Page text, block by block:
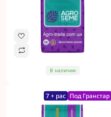
В наличии
7 + рас Под Гранстар